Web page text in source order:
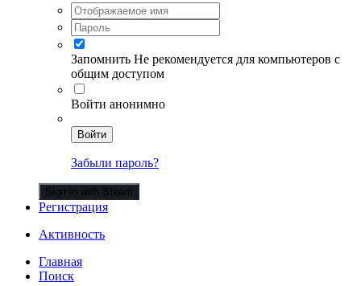
Запомнить Не рекомендуется для компьютеров с
общим доступом
Войти анонимно
Войти
Забыли пароль?
Sign in with Steam
Регистрация
Активность
Главная
Поиск